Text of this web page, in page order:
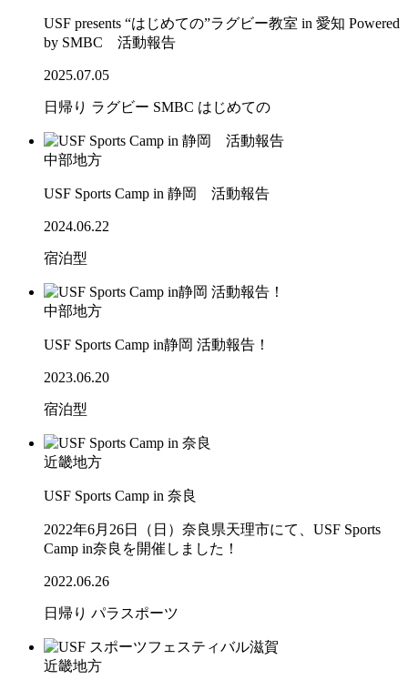
USF presents “はじめての”ラグビー教室 in 愛知 Powered
by SMBC 活動報告
2025.07.05
日帰り ラグビー SMBC はじめての
中部地方
USF Sports Camp in 静岡 活動報告
2024.06.22
宿泊型
中部地方
USF Sports Camp in静岡 活動報告！
2023.06.20
宿泊型
近畿地方
USF Sports Camp in 奈良
2022年6月26日（日）奈良県天理市にて、USF Sports
Camp in奈良を開催しました！
2022.06.26
日帰り パラスポーツ
近畿地方